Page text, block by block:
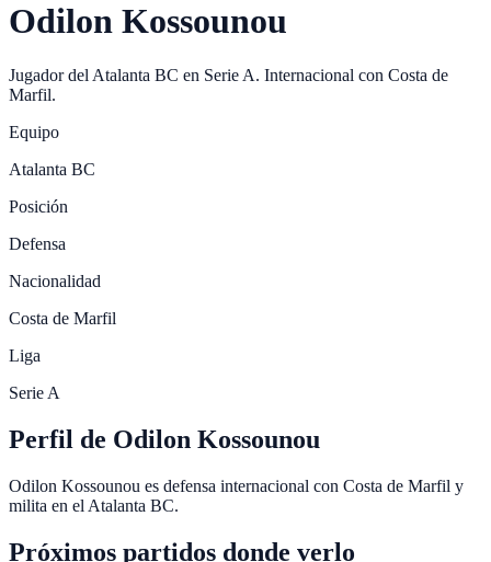
Odilon Kossounou
Jugador del Atalanta BC en Serie A. Internacional con Costa de
Marfil.
Equipo
Atalanta BC
Posición
Defensa
Nacionalidad
Costa de Marfil
Liga
Serie A
Perfil de Odilon Kossounou
Odilon Kossounou es defensa internacional con Costa de Marfil y
milita en el Atalanta BC.
Próximos partidos donde verlo